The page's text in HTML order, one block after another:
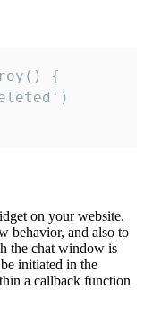
{
on your website.
behavior, and also to
the chat window is
initiated in the
a callback function